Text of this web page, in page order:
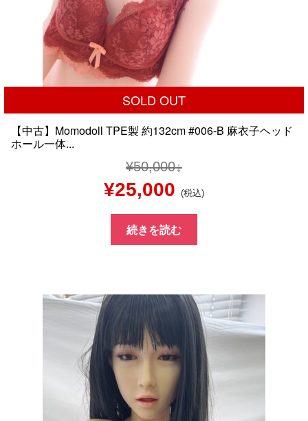
SOLD OUT
【中古】Momodoll TPE製 約132cm #006-B 麻衣子ヘッド
ホール一体...
¥50,000
元
の
価
は
¥50,000
で
し
た。
¥25,000 現
在
の
格
は
¥25,000
で
す。
(税込)
続きを読む